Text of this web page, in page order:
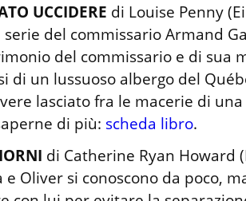
UCCIDERE di Louise Penny
serie del commissario Armand
del commissario e di sua
di un lussuoso albergo del
lasciato fra le macerie di
di più: scheda libro.
di Catherine Ryan Howard
e Oliver si conoscono da poco,